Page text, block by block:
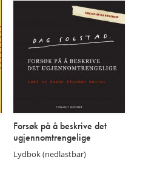
Forsøk på å beskrive det
ugjennomtrengelige
Lydbok (nedlastbar)